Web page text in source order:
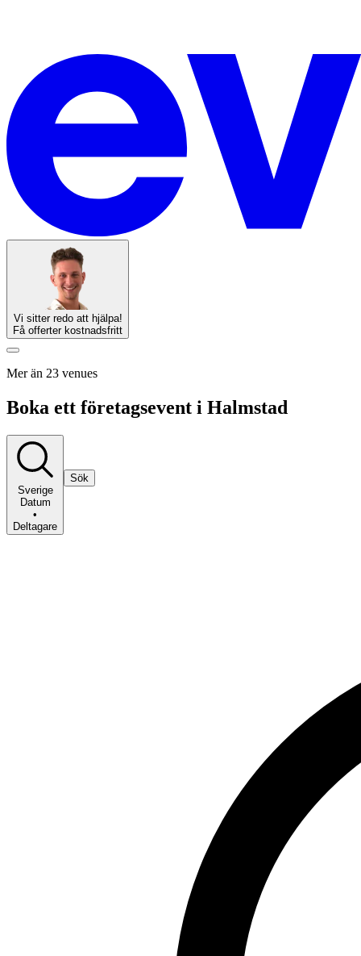
Vi sitter redo att hjälpa!
Få offerter kostnadsfritt
Mer än 23 venues
Boka ett företagsevent i Halmstad
Sverige
Datum
•
Deltagare
Sök